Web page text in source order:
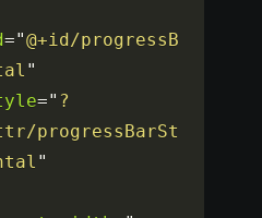
="@+id/progressB
"
=" ?
progressBarSt
"